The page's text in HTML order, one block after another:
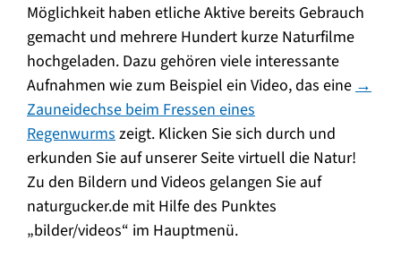
Möglichkeit haben etliche Aktive bereits Gebrauch
gemacht und mehrere Hundert kurze Naturfilme
hochgeladen. Dazu gehören viele interessante
Aufnahmen wie zum Beispiel ein Video, das eine →
Zauneidechse beim Fressen eines
Regenwurms zeigt. Klicken Sie sich durch und
erkunden Sie auf unserer Seite virtuell die Natur!
Zu den Bildern und Videos gelangen Sie auf
naturgucker.de mit Hilfe des Punktes
„bilder/videos“ im Hauptmenü.